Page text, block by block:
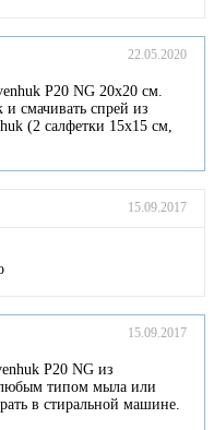
22.05.2020
P20 NG 20x20 см.
и смачивать спрей из
(2 салфетки 15x15 см,
15.09.2017
15.09.2017
P20 NG из
любым типом мыла или
в стиральной машине.